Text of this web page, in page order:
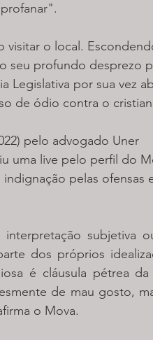
visitar o local.
seu profundo desprezo
Legislativa por sua vez
de ódio contra o
pelo advogado Uner
uma live pelo perfil do
pelas ofensas
subjetiva
dos próprios
é cláusula pétrea da
de mau gosto,
o Mova.